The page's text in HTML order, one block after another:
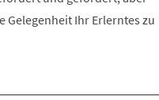
Ihr Erlerntes zu